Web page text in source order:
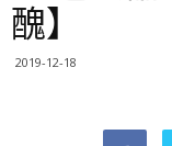
醜】
2019-12-18